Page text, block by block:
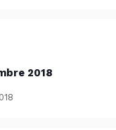
2018